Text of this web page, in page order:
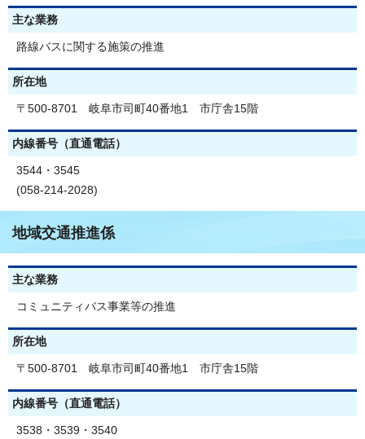
主な業務
路線バスに関する施策の推進
所在地
〒500-8701 岐阜市司町40番地1 市庁舎15階
内線番号（直通電話）
3544・3545
(058-214-2028)
地域交通推進係
主な業務
コミュニティバス事業等の推進
所在地
〒500-8701 岐阜市司町40番地1 市庁舎15階
内線番号（直通電話）
3538・3539・3540